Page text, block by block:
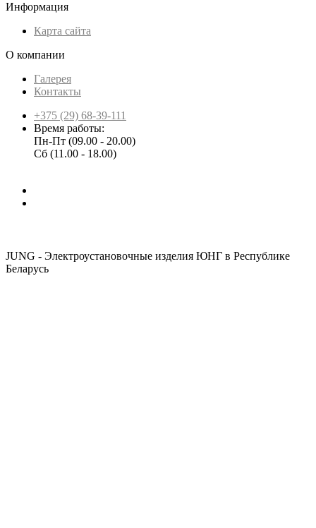
Информация
Карта сайта
О компании
Галерея
Контакты
+375 (29) 68-39-111
Время работы:
Пн-Пт (09.00 - 20.00)
Сб (11.00 - 18.00)
JUNG - Электроустановочные изделия ЮНГ в Республике
Беларусь